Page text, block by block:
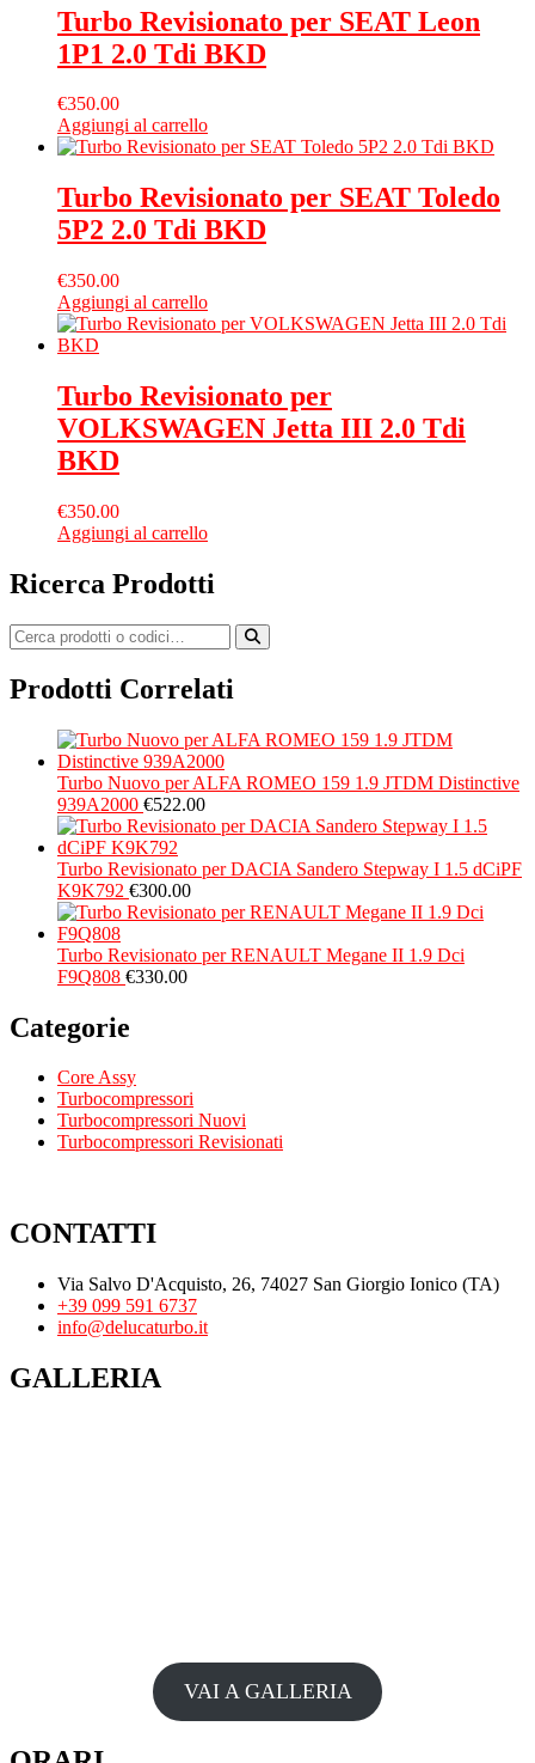
Turbo Revisionato per SEAT Leon
1P1 2.0 Tdi BKD
€350.00
Aggiungi al carrello
Turbo Revisionato per SEAT Toledo
5P2 2.0 Tdi BKD
€350.00
Aggiungi al carrello
Turbo Revisionato per
VOLKSWAGEN Jetta III 2.0 Tdi
BKD
€350.00
Aggiungi al carrello
Ricerca Prodotti
Prodotti Correlati
Turbo Nuovo per ALFA ROMEO 159 1.9 JTDM Distinctive
939A2000 €522.00
Turbo Revisionato per DACIA Sandero Stepway I 1.5 dCiPF
K9K792 €300.00
Turbo Revisionato per RENAULT Megane II 1.9 Dci
F9Q808 €330.00
Categorie
Core Assy
Turbocompressori
Turbocompressori Nuovi
Turbocompressori Revisionati
CONTATTI
Via Salvo D'Acquisto, 26, 74027 San Giorgio Ionico (TA)
+39 099 591 6737
info@delucaturbo.it
GALLERIA
VAI A GALLERIA